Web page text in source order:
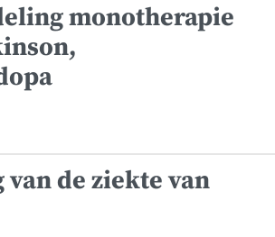
monotherapie
de ziekte van